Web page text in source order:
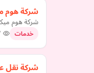
شركة هوم
شركة هوم
خدمات
شركة نقل